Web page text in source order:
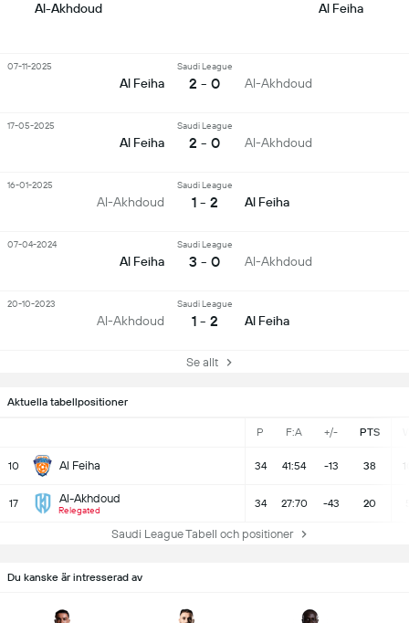
Aktuella tabellpositioner
P F:A +/- PTS
10 Al Feiha 34 41:54 -13 38
17 Al-Akhdoud
Relegated
34 27:70 -43 20
Saudi League Tabell och positioner
Al-Akhdoud Al Feiha
Al Feiha
Saudi League
2 - 0 Al-Akhdoud
07-11-2025
Al Feiha
Saudi League
2 - 0 Al-Akhdoud
17-05-2025
Al-Akhdoud
Saudi League
1 - 2 Al Feiha
16-01-2025
Al Feiha
Saudi League
3 - 0 Al-Akhdoud
07-04-2024
Al-Akhdoud
Saudi League
1 - 2 Al Feiha
20-10-2023
Se allt
Du kanske är intresserad av